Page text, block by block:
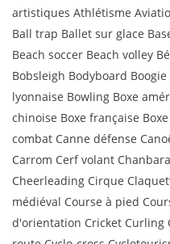
artistiques Athlétisme
Ball trap Ballet sur glace
Beach soccer Beach volley
Bobsleigh Bodyboard
lyonnaise Bowling Boxe
chinoise Boxe française
combat Canne défense
Carrom Cerf volant
Cheerleading Cirque
médiéval Course à pied
d'orientation Cricket Curling